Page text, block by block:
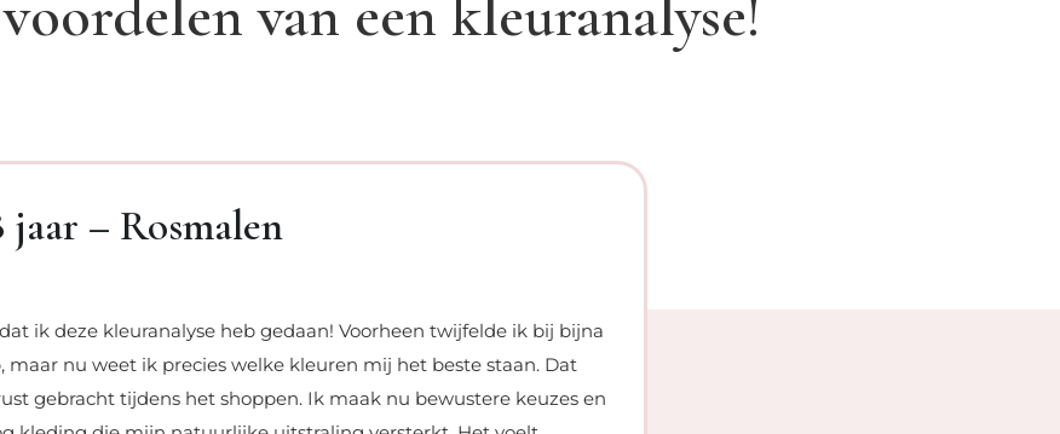
van een kleuranalyse!
jaar – Rosmalen
ik deze kleuranalyse heb gedaan! Voorheen twijfelde ik bij bijna
maar nu weet ik precies welke kleuren mij het beste staan. Dat
gebracht tijdens het shoppen. Ik maak nu bewustere keuzes en